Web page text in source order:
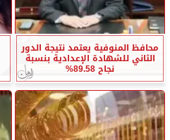
محافظ المنوفية يعتمد نتيجة الدور
الثاني للشهادة الإعدادية بنسبة
نجاح 89.58%